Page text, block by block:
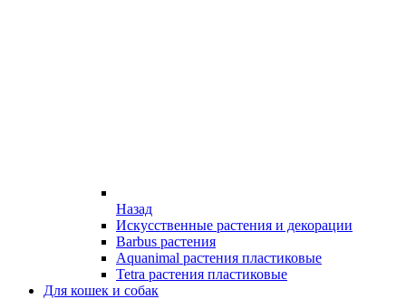
Назад
Искусственные растения и декорации
Barbus растения
Aquanimal растения пластиковые
Tetra растения пластиковые
Для кошек и собак